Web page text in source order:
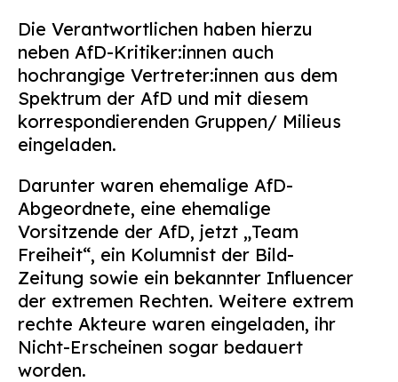
Die Verantwortlichen haben hierzu
neben AfD-Kritiker:innen auch
hochrangige Vertreter:innen aus dem
Spektrum der AfD und mit diesem
korrespondierenden Gruppen/ Milieus
eingeladen.
Darunter waren ehemalige AfD-
Abgeordnete, eine ehemalige
Vorsitzende der AfD, jetzt „Team
Freiheit“, ein Kolumnist der Bild-
Zeitung sowie ein bekannter Influencer
der extremen Rechten. Weitere extrem
rechte Akteure waren eingeladen, ihr
Nicht-Erscheinen sogar bedauert
worden.